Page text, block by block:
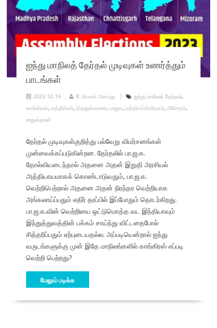
ஐந்து மாநிலத் தேர்தல் முடிவுகள் உணர்த்தும்
பாடங்கள்
2023-12-14 B. ரியாஸ் அகமது ஐந்து மாநிலத் தேர்தல்,
காங்கிரஸ், சத்தீஸ்கர், தெலுங்கானா, பாஜக, மத்தியப்பிரதேசம், மிசோரம்,
ராஜஸ்தான்
தேர்தல் முடிவுகள்குறித்து பல்வேறு விமர்சனங்கள்
முன்வைக்கப்படுகின்றன. தேர்தலில் பா.ஜ.க.
தோல்வியடைந்தால் அதனை அதன் இறுதி அரசியல்
அத்தியாயமாகக் கொண்டாடுவதும், பா.ஜ.க.
வெற்றிபெற்றால் அதனை அதன் நிரந்தர வெற்றியாக
அங்கலாய்ப்பதும் எதிர் தரப்பில் இப்போதும் தொடர்கிறது.
பா.ஜ.க.வின் வெற்றியை ஒட்டுமொத்த வட இந்தியாவும்
இந்துத்துவத்தின் பக்கம் சாய்ந்து விட்டதைபோல்
சித்தரிப்பதும் ஏற்புடையதல்ல. அப்படியென்றால் ஐந்து
வருடங்களுக்கு முன் இதே மாநிலங்களில் காங்கிரஸ் எப்படி
வெற்றி பெற்றது?
மேலும் படிக்க